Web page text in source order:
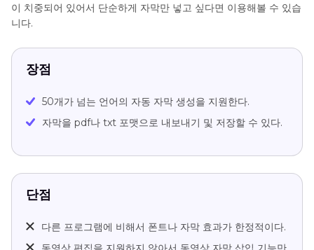
이 치중되어 있어서 단순하게 자막만 넣고 싶다면 이용해볼 수 있습
니다.
장점
50개가 넘는 언어의 자동 자막 생성을 지원한다.
자막을 pdf나 txt 포맷으로 내보내기 및 저장할 수 있다.
단점
다른 프로그램에 비해서 폰트나 자막 효과가 한정적이다.